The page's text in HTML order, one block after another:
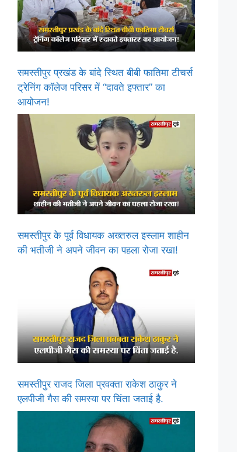
समस्तीपुर प्रखंड के बांदे स्थित बीबी फातिमा टीचर्स
ट्रेनिंग कॉलेज परिसर में “दावते इफ्तार” का
आयोजन!
समस्तीपुर के पूर्व विधायक अख्तरुल इस्लाम शाहीन
की भतीजी ने अपने जीवन का पहला रोजा रखा!
समस्तीपुर राजद जिला प्रवक्ता राकेश ठाकुर ने
एलपीजी गैस की समस्या पर चिंता जताई है.